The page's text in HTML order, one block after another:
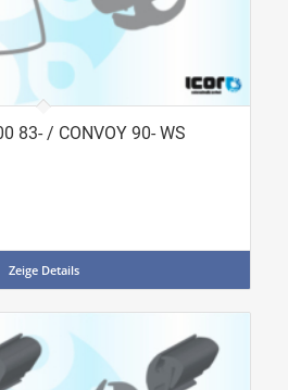
83- / CONVOY 90- WS
Zeige Details